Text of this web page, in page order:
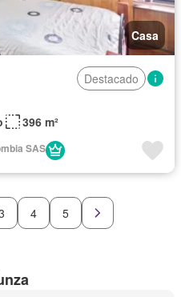
Casa
Destacado
396 m²
SAS
4 5